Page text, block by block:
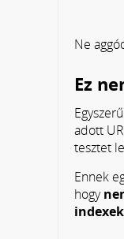
Ne
Ez
adott
tesztet
Ennek
hogy